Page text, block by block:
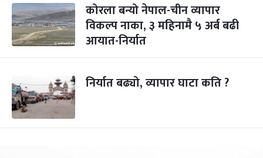
कोरला बन्यो नेपाल-चीन व्यापार
विकल्प नाका, ३ महिनामै ५ अर्ब बढी
आयात-निर्यात
निर्यात बढ्यो, व्यापार घाटा कति ?